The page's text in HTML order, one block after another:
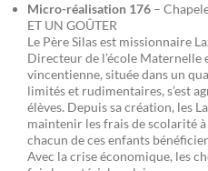
Micro-réalisation 176 –
ET UN GOÛTER
Le Père Silas est missionnaire
Directeur de l’école Maternelle
vincentienne, située dans un
limités et rudimentaires, s’est
élèves. Depuis sa création, les
maintenir les frais de scolarité
chacun de ces enfants
Avec la crise économique, les